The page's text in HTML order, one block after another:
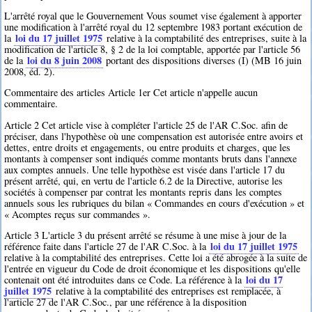
L'arrêté royal que le Gouvernement Vous soumet vise également à apporter
une modification à l'arrêté royal du 12 septembre 1983 portant exécution de
la loi du 17 juillet 1975 relative à la comptabilité des entreprises, suite à la
modification de l'article 8, § 2 de la loi comptable, apportée par l'article 56
de la loi du 8 juin 2008 portant des dispositions diverses (I) (MB 16 juin
2008, éd. 2).
Commentaire des articles Article 1er Cet article n'appelle aucun
commentaire.
Article 2 Cet article vise à compléter l'article 25 de l'AR C.Soc. afin de
préciser, dans l'hypothèse où une compensation est autorisée entre avoirs et
dettes, entre droits et engagements, ou entre produits et charges, que les
montants à compenser sont indiqués comme montants bruts dans l'annexe
aux comptes annuels. Une telle hypothèse est visée dans l'article 17 du
présent arrêté, qui, en vertu de l'article 6.2 de la Directive, autorise les
sociétés à compenser par contrat les montants repris dans les comptes
annuels sous les rubriques du bilan « Commandes en cours d'exécution » et
« Acomptes reçus sur commandes ».
Article 3 L'article 3 du présent arrêté se résume à une mise à jour de la
référence faite dans l'article 27 de l'AR C.Soc. à la loi du 17 juillet 1975
relative à la comptabilité des entreprises. Cette loi a été abrogée à la suite de
l'entrée en vigueur du Code de droit économique et les dispositions qu'elle
contenait ont été introduites dans ce Code. La référence à la loi du 17
juillet 1975 relative à la comptabilité des entreprises est remplacée, à
l'article 27 de l'AR C.Soc., par une référence à la disposition